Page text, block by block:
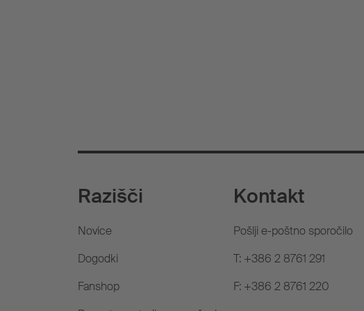
Razišči
Novice
Dogodki
Fanshop
Kontakt
Pošlji e-poštno sporočilo
T: +386 2 8761 291
F: +386 2 8761 220